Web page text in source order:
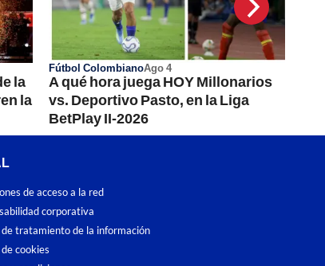
la
la
Fútbol ColombianoAgo 4
A qué hora juega HOY Millonarios
vs. Deportivo Pasto, en la Liga
BetPlay II-2026
de acceso a la red
corporativa
tratamiento de la información
cookies